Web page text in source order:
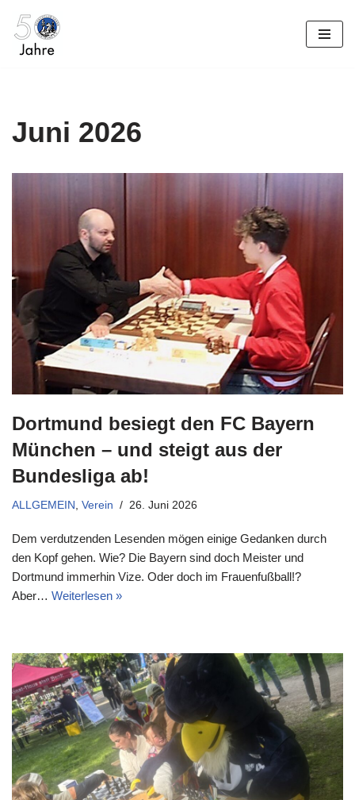
Zum
Juni 2026
Dortmund besiegt den FC Bayern
München – und steigt aus der
Bundesliga ab!
ALLGEMEIN Verein 26. Juni 2026
Dem verdutzenden Lesenden mögen einige Gedanken durch
den Kopf gehen. Wie? Die Bayern sind doch Meister und
Dortmund immerhin Vize. Oder doch im Frauenfußball!?
Aber… Weiterlesen »